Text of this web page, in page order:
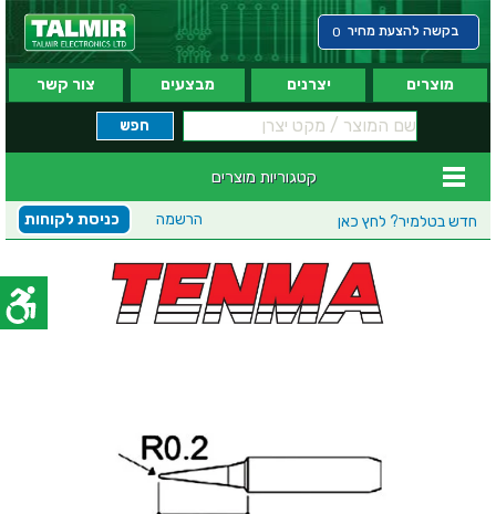
בקשה להצעת מחיר 0
מוצרים יצרנים מבצעים צור קשר
קטגוריות מוצרים
חדש בטלמיר? לחץ כאן כניסת לקוחות הרשמה